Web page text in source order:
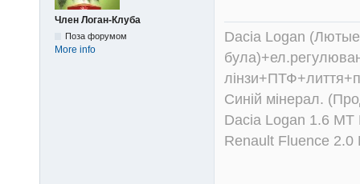
Член Логан-Клуба
Поза форумом
More info
Dacia Logan
Синій мінерал.
Dacia Logan 1.6 MT
Renault Fluence